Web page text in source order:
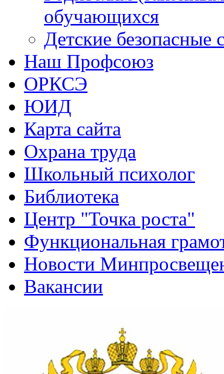
обучающихся
Детские безопасные
Наш Профсоюз
ОРКСЭ
ЮИД
Карта сайта
Охрана труда
Школьный психолог
Библиотека
Центр "Точка роста"
Функциональная
Новости
Вакансии